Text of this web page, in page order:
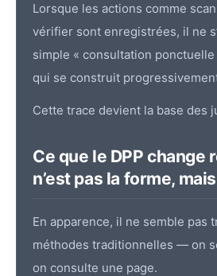
Lorsque les actions comme
vérifier sont enregistrées, il ne
simple « consultation ponctuelle
qui se construit
Cette trace devient la base des
Ce que le DPP change
n’est pas la forme,
En apparence, il ne semble pas
méthodes traditionnelles — on
on consulte une page.